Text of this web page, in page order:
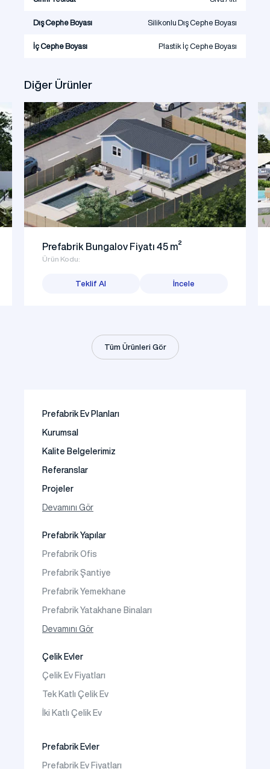
Dış Cephe Boyası Silikonlu Dış Cephe Boyası
İç Cephe Boyası Plastik İç Cephe Boyası
Diğer Ürünler
Prefabrik Bungalov Fiyatı 45 m²
Ürün Kodu:
Teklif Al İncele
Tüm Ürünleri Gör
Prefabrik Ev Planları
Kurumsal
Kalite Belgelerimiz
Referanslar
Projeler
Fotoğraf Galeri
Devamını Gör
Prefabrik Yapılar
Prefabrik Ofis
Prefabrik Şantiye
Prefabrik Yemekhane
Prefabrik Yatakhane Binaları
Prefabrik Dükkan
Devamını Gör
Çelik Evler
Çelik Ev Fiyatları
Tek Katlı Çelik Ev
İki Katlı Çelik Ev
Prefabrik Evler
Prefabrik Ev Fiyatları